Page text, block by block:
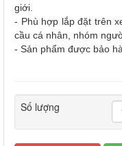
giới.
- Phù hợp lắp đặt trên
cầu cá nhân, nhóm
- Sản phẩm được bảo
Số lượng